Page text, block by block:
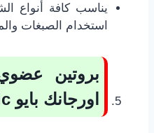
يناسب كافة أنواع
استخدام الصبغات
بروتين
اورجانك بايو